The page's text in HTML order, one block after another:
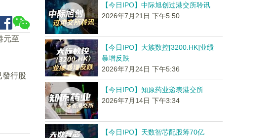
元至
發行股
【今日IPO】中际旭创过港交所聆讯
2026年7月21日 下午5:50
【今日IPO】大族数控[3200.HK]业绩
暴增反跌
2026年7月24日 下午5:36
【今日IPO】知原药业递表港交所
2026年7月14日 下午3:34
【今日IPO】天数智芯配股筹70亿